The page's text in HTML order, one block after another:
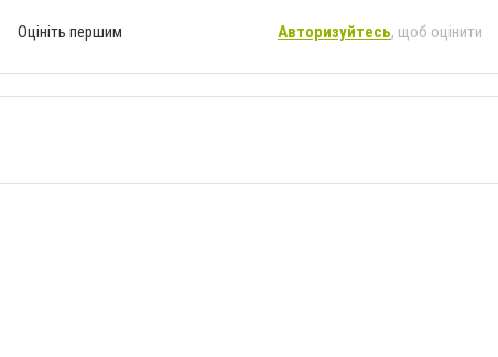
Оцініть першим Авторизуйтесь, щоб оцінити